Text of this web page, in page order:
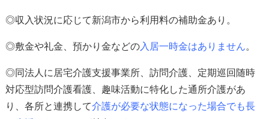
◎収入状況に応じて新潟市から利用料の補助金あり。
◎敷金や礼金、預かり金などの入居一時金はありません。
◎同法人に居宅介護支援事業所、訪問介護、定期巡回随時
対応型訪問介護看護、趣味活動に特化した通所介護があ
り、各所と連携して介護が必要な状態になった場合でも長